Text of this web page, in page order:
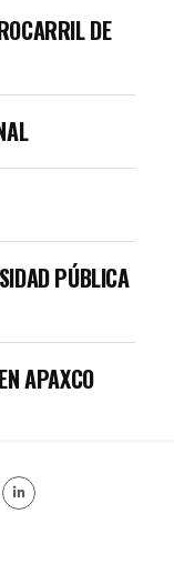
DE
PÚBLICA
APAXCO